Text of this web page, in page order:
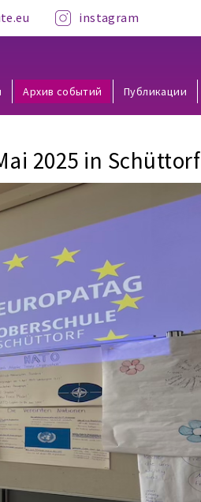
instagram
Архив событий Публикации
2025 in Schüttorf